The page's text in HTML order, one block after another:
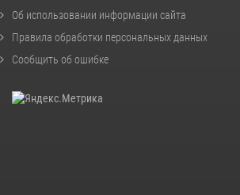
Об использовании информации сайта
Правила обработки персональных данных
Сообщить об ошибке